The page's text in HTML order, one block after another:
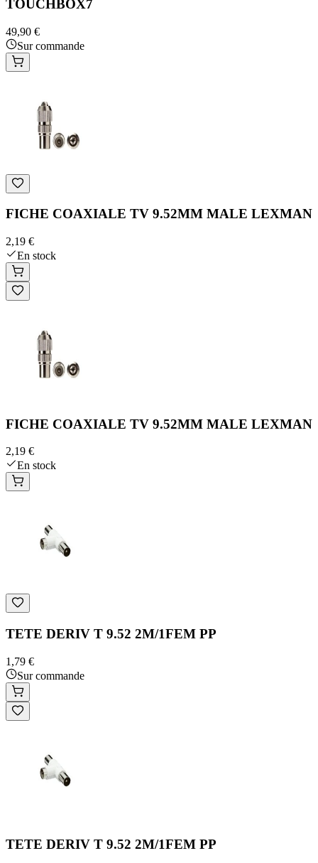
TOUCHBOX7
49,90 €
Sur commande
FICHE COAXIALE TV 9.52MM MALE LEXMAN
2,19 €
En stock
FICHE COAXIALE TV 9.52MM MALE LEXMAN
2,19 €
En stock
TETE DERIV T 9.52 2M/1FEM PP
1,79 €
Sur commande
TETE DERIV T 9.52 2M/1FEM PP